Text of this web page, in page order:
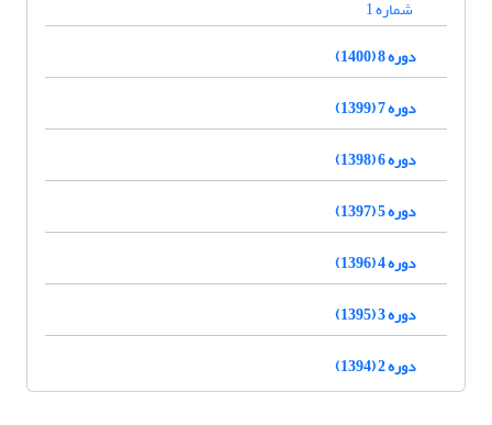
شماره 1
دوره 8 (1400)
دوره 7 (1399)
دوره 6 (1398)
دوره 5 (1397)
دوره 4 (1396)
دوره 3 (1395)
دوره 2 (1394)